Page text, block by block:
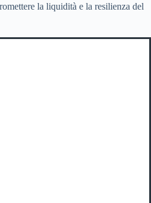
la liquidità e la resilienza del